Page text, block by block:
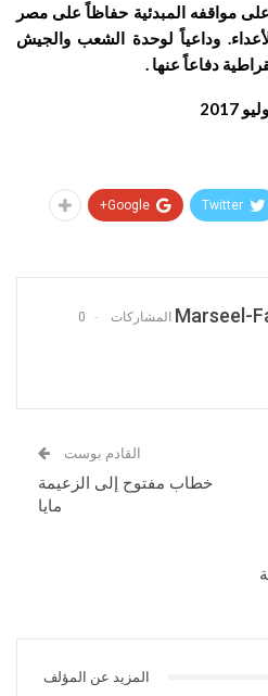
مواقفه المبدئية حفاظاً على مصر
وداعياً لوحدة الشعب والجيش
دفاعاً عنها .
Twitter
Google+
Marseel-
0
القادم بوست
خطاب مفتوح إلى الزعيمة
مايا
المزيد عن المؤلف